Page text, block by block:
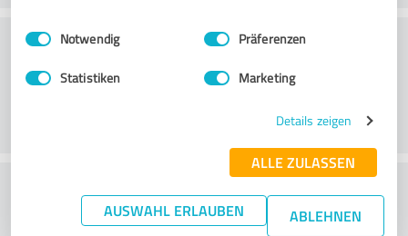
Impressum Datenschutzbestimmungen
Einwilligungsauswahl
Notwendig Präferenzen
Statistiken Marketing
Details zeigen
ALLE ZULASSEN
AUSWAHL ERLAUBEN ABLEHNEN
Serviço ao cliente
O que acha da relação
preço/desempenho?